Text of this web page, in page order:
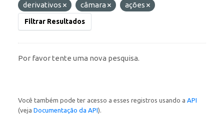
derivativos
câmara ações
Filtrar Resultados
Por favor tente uma nova pesquisa.
Você também pode ter acesso a esses registros usando a API
(veja Documentação da API).